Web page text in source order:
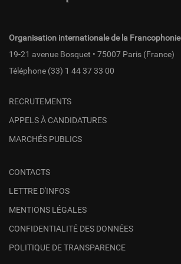
Organisation internationale de la Francophonie
19-21 avenue Bosquet • 75007 Paris (France)
Téléphone (33) 1 44 37 33 00
RECRUTEMENTS
APPELS À CANDIDATURES
MARCHÉS PUBLICS
CONTACTS
LETTRE D'INFOS
MENTIONS LÉGALES
CONFIDENTIALITÉ DES DONNÉES
POLITIQUE DE TRANSPARENCE